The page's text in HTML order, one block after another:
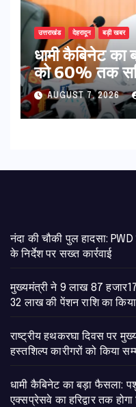
उत्तराखंड देहरादून बड़ी खबर
​धामी कैबिनेट
को 60% तक
का हरिद्वार तक
AUGUST 7, 2026
नंदा की चौकी पुल हादसा:
के निर्देश पर सख्त कार्रवाई
मुख्यमंत्री ने 9 लाख 87
32 लाख की पेंशन राशि का
राष्ट्रीय हथकरघा दिवस पर
हस्तशिल्प कारीगरों को किया
​धामी कैबिनेट का बड़ा फैसला:
एक्सप्रेसवे का हरिद्वार तक होगा